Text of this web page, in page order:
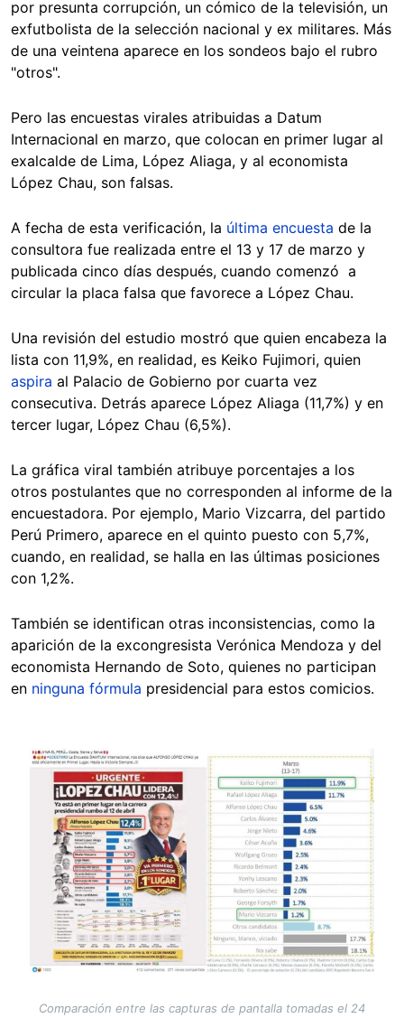
por presunta corrupción, un cómico de la televisión, un
exfutbolista de la selección nacional y ex militares. Más
de una veintena aparece en los sondeos bajo el rubro
"otros".
Pero las encuestas virales atribuidas a Datum
Internacional en marzo, que colocan en primer lugar al
exalcalde de Lima, López Aliaga, y al economista
López Chau, son falsas.
A fecha de esta verificación, la última encuesta de la
consultora fue realizada entre el 13 y 17 de marzo y
publicada cinco días después, cuando comenzó a
circular la placa falsa que favorece a López Chau.
Una revisión del estudio mostró que quien encabeza la
lista con 11,9%, en realidad, es Keiko Fujimori, quien
aspira al Palacio de Gobierno por cuarta vez
consecutiva. Detrás aparece López Aliaga (11,7%) y en
tercer lugar, López Chau (6,5%).
La gráfica viral también atribuye porcentajes a los
otros postulantes que no corresponden al informe de la
encuestadora. Por ejemplo, Mario Vizcarra, del partido
Perú Primero, aparece en el quinto puesto con 5,7%,
cuando, en realidad, se halla en las últimas posiciones
con 1,2%.
También se identifican otras inconsistencias, como la
aparición de la excongresista Verónica Mendoza y del
economista Hernando de Soto, quienes no participan
en ninguna fórmula presidencial para estos comicios.
Image
Comparación entre las capturas de pantalla tomadas el 24